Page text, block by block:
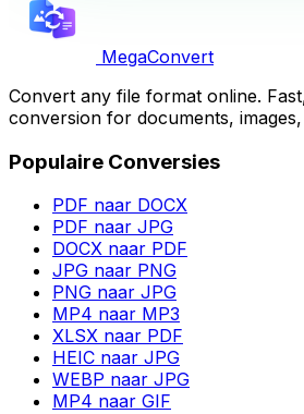
MegaConvert
Convert any file format online.
conversion for documents,
Populaire Conversies
PDF naar DOCX
PDF naar JPG
DOCX naar PDF
JPG naar PNG
PNG naar JPG
MP4 naar MP3
XLSX naar PDF
HEIC naar JPG
WEBP naar JPG
MP4 naar GIF